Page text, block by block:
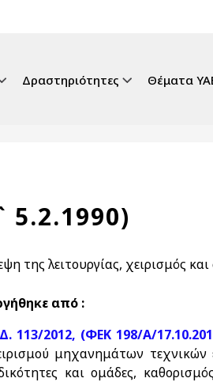
Δραστηριότητες Θέματα
της λειτουργίας, χειρισμός
από :
113/2012, (ΦΕΚ 198/Α/
μηχανημάτων
και ομάδες,